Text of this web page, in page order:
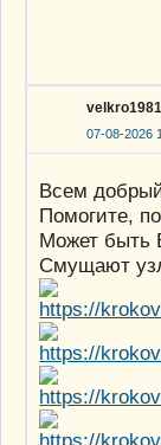
velkro1981
07-08-2026
Всем
Помогите,
Может быть
Смущают